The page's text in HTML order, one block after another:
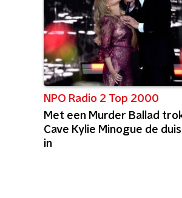
NPO Radio 2 Top 2000
Met een Murder Ballad
Cave Kylie Minogue de
in